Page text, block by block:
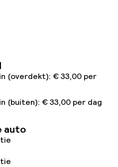
(overdekt): € 33,00 per
(buiten): € 33,00 per dag
auto